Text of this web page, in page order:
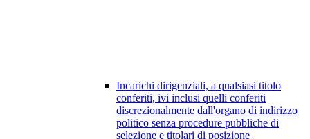
Incarichi dirigenziali, a qualsiasi titolo
conferiti, ivi inclusi quelli conferiti
discrezionalmente dall'organo di indirizzo
politico senza procedure pubbliche di
selezione e titolari di posizione